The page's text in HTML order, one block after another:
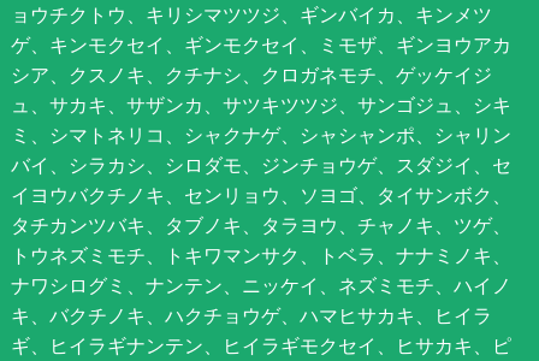
ョウチクトウ、キリシマツツジ、ギンバイカ、キンメツ
ゲ、キンモクセイ、ギンモクセイ、ミモザ、ギンヨウアカ
シア、クスノキ、クチナシ、クロガネモチ、ゲッケイジ
ュ、サカキ、サザンカ、サツキツツジ、サンゴジュ、シキ
ミ、シマトネリコ、シャクナゲ、シャシャンポ、シャリン
バイ、シラカシ、シロダモ、ジンチョウゲ、スダジイ、セ
イヨウバクチノキ、センリョウ、ソヨゴ、タイサンボク、
タチカンツバキ、タブノキ、タラヨウ、チャノキ、ツゲ、
トウネズミモチ、トキワマンサク、トベラ、ナナミノキ、
ナワシログミ、ナンテン、ニッケイ、ネズミモチ、ハイノ
キ、バクチノキ、ハクチョウゲ、ハマヒサカキ、ヒイラ
ギ、ヒイラギナンテン、ヒイラギモクセイ、ヒサカキ、ピ